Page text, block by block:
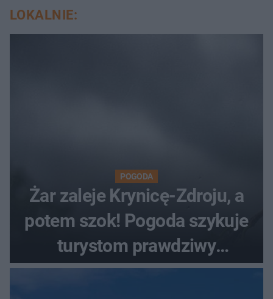
LOKALNIE:
POGODA
Żar zaleje Krynicę-Zdroju, a
potem szok! Pogoda szykuje
turystom prawdziwy
rollercoaster